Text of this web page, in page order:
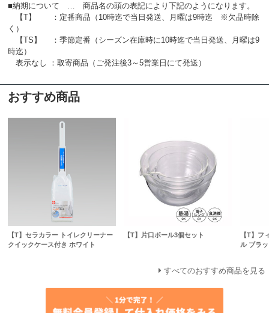
■納期について … 商品名の頭の表記により下記のようになります。
【T】 ：定番商品（10時迄で当日発送、月曜は9時迄 ※欠品時除
く）
【TS】 ：季節定番（シーズン在庫時に10時迄で当日発送、月曜は9
時迄）
表示なし ：取寄商品（ご発注後3～5営業日にて発送）
おすすめ商品
【T】セラカラー トイレクリーナー
クイックケース付き ホワイト
【T】片口ボール3個セット
【T】フ
ル ブラ
すべてのおすすめ商品を見る